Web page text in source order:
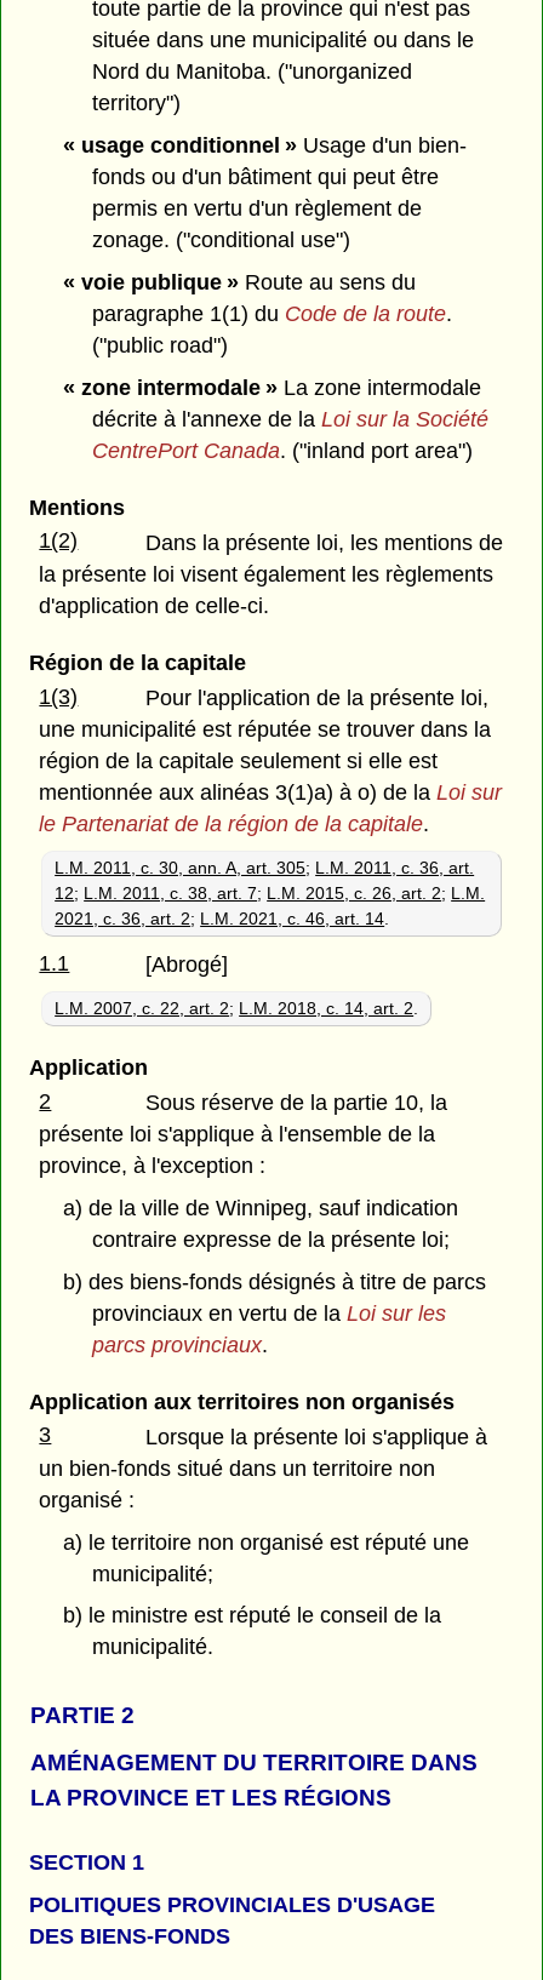
toute partie de la province qui n'est pas
située dans une municipalité ou dans le
Nord du Manitoba. ("unorganized
territory")
« usage conditionnel »Usage d'un bien-
fonds ou d'un bâtiment qui peut être
permis en vertu d'un règlement de
zonage. ("conditional use")
« voie publique »Route au sens du
paragraphe 1(1) du Code de la route.
("public road")
« zone intermodale »La zone intermodale
décrite à l'annexe de laLoi sur la Société
CentrePort Canada. ("inland port area")
Mentions
1(2)
Dans la présente loi, les mentions de
la présente loi visent également les règlements
d'application de celle-ci.
Région de la capitale
1(3)
Pour l'application de la présente loi,
une municipalité est réputée se trouver dans la
région de la capitale seulement si elle est
mentionnée aux alinéas 3(1)a) à o) de laLoi sur
le Partenariat de la région de la capitale.
L.M. 2011, c. 30, ann. A, art. 305; L.M. 2011, c. 36, art.
12; L.M. 2011, c. 38, art. 7; L.M. 2015, c. 26, art. 2; L.M.
2021, c. 36, art. 2; L.M. 2021, c. 46, art. 14
1.1 [Abrogé]
L.M. 2007, c. 22, art. 2; L.M. 2018, c. 14, art. 2
Application
2
Sous réserve de la partie 10, la
présente loi s'applique à l'ensemble de la
province, à l'exception :
a) de la ville de Winnipeg, sauf indication
contraire expresse de la présente loi;
b) des biens-fonds désignés à titre de parcs
provinciaux en vertu de laLoi sur les
parcs provinciaux.
Application aux territoires non organisés
3
Lorsque la présente loi s'applique à
un bien-fonds situé dans un territoire non
organisé :
a) le territoire non organisé est réputé une
municipalité;
b) le ministre est réputé le conseil de la
municipalité.
PARTIE 2
AMÉNAGEMENT DU TERRITOIRE DANS
LA PROVINCE ET LES RÉGIONS
SECTION 1
POLITIQUES PROVINCIALES D'USAGE
DES BIENS-FONDS